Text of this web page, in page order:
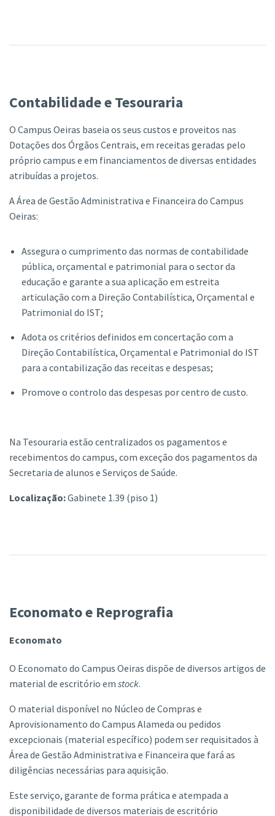
Contabilidade e Tesouraria
O Campus Oeiras baseia os seus custos e proveitos nas
Dotações dos Órgãos Centrais, em receitas geradas pelo
próprio campus e em financiamentos de diversas entidades
atribuídas a projetos.
A Área de Gestão Administrativa e Financeira do Campus
Oeiras:
Assegura o cumprimento das normas de contabilidade
pública, orçamental e patrimonial para o sector da
educação e garante a sua aplicação em estreita
articulação com a Direção Contabilística, Orçamental e
Patrimonial do IST;
Adota os critérios definidos em concertação com a
Direção Contabilística, Orçamental e Patrimonial do IST
para a contabilização das receitas e despesas;
Promove o controlo das despesas por centro de custo.
Na Tesouraria estão centralizados os pagamentos e
recebimentos do campus, com exceção dos pagamentos da
Secretaria de alunos e Serviços de Saúde.
Localização:Gabinete 1.39 (piso 1)
Economato e Reprografia
Economato
O Economato do Campus Oeiras dispõe de diversos artigos de
material de escritório em stock.
O material disponível no Núcleo de Compras e
Aprovisionamento do Campus Alameda ou pedidos
excepcionais (material específico) podem ser requisitados à
Área de Gestão Administrativa e Financeira que fará as
diligências necessárias para aquisição.
Este serviço, garante de forma prática e atempada a
disponibilidade de diversos materiais de escritório